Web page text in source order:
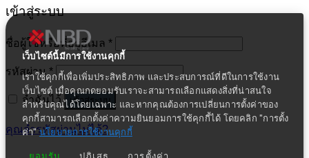
เว็บไซต์นี้มีการใช้งานคุกกี้
เราใช้คุกกี้เพื่อเพิ่มประสิทธิภาพ และประสบการณ์ที่ดีในการใช้งาน
เว็บไซต์ เมื่อคุณกดยอมรับเราจะสามารถเลือกแสดงสิ่งที่น่าสนใจ
สำหรับคุณได้โดยเฉพาะ และหากคุณต้องการเปลี่ยนการตั้งค่าของ
คุกกี้สามารถเลือกตั้งค่าความยินยอมการใช้คุกกี้ได้ โดยคลิก "การตั้ง
ค่า"นโยบายการใช้งานคุกกี้
ยอมรับ ปฏิเสธ การตั้งค่า
เข้าสู่ระบบ
ชื่อผู้ใช้หรือที่อยู่อีเมล *
รหัสผ่าน *
จำฉันไว้ เข้าสู่ระบบ
คุณจำรหัสผ่านไม่ได้?